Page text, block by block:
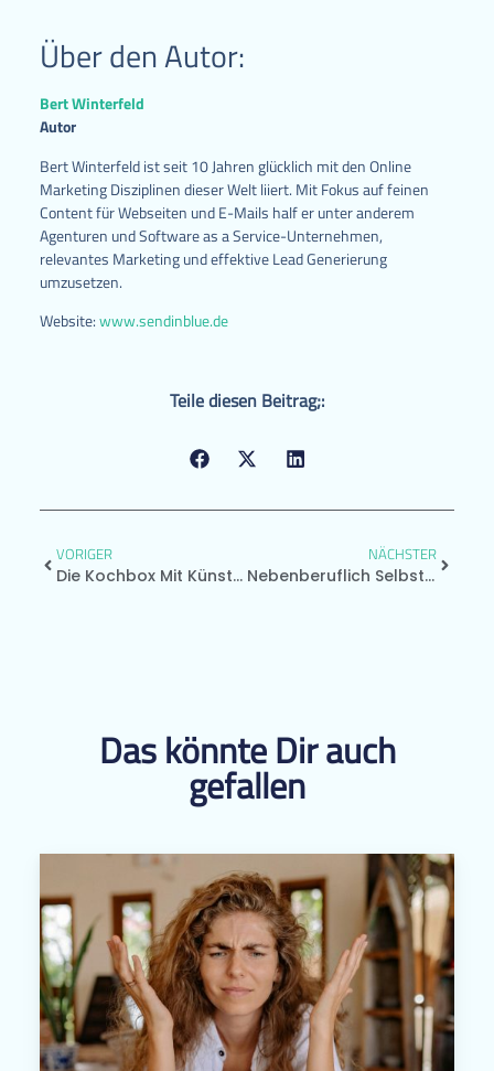
Über den Autor:
Bert Winterfeld
Autor
Bert Winterfeld ist seit 10 Jahren glücklich mit den Online
Marketing Disziplinen dieser Welt liiert. Mit Fokus auf feinen
Content für Webseiten und E-Mails half er unter anderem
Agenturen und Software as a Service-Unternehmen,
relevantes Marketing und effektive Lead Generierung
umzusetzen.
Website:www.sendinblue.de
Teile diesen Beitrag;:
VORIGER
Die Kochbox Mit Künstlicher Intelligenz
NÄCHSTER
Nebenberuflich Selbstständig Machen – Alles Was Du Dazu Wissen Musst!
Das könnte Dir auch
gefallen